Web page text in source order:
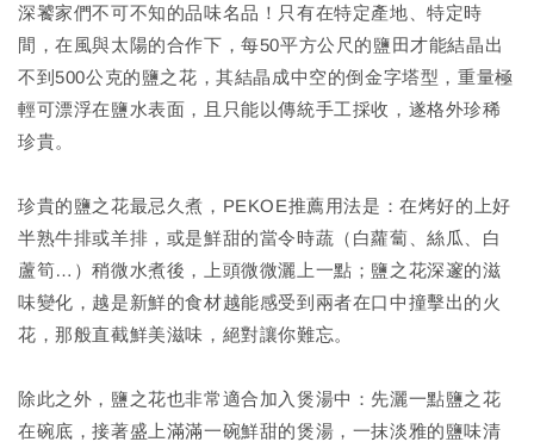
深饕家們不可不知的品味名品！只有在特定產地、特定時
間，在風與太陽的合作下，每50平方公尺的鹽田才能結晶出
不到500公克的鹽之花，其結晶成中空的倒金字塔型，重量極
輕可漂浮在鹽水表面，且只能以傳統手工採收，遂格外珍稀
珍貴。
珍貴的鹽之花最忌久煮，PEKOE推薦用法是：在烤好的上好
半熟牛排或羊排，或是鮮甜的當令時蔬（白蘿蔔、絲瓜、白
蘆筍…）稍微水煮後，上頭微微灑上一點；鹽之花深邃的滋
味變化，越是新鮮的食材越能感受到兩者在口中撞擊出的火
花，那般直截鮮美滋味，絕對讓你難忘。
除此之外，鹽之花也非常適合加入煲湯中：先灑一點鹽之花
在碗底，接著盛上滿滿一碗鮮甜的煲湯，一抹淡雅的鹽味清